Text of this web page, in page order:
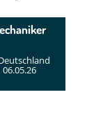
06.05.26